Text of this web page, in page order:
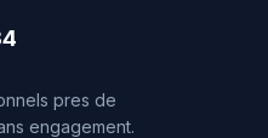
pres de
engagement.